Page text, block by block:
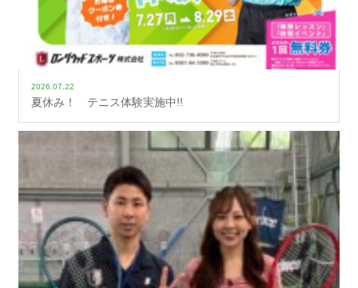
2026.07.22
夏休み！ テニス体験実施中!!